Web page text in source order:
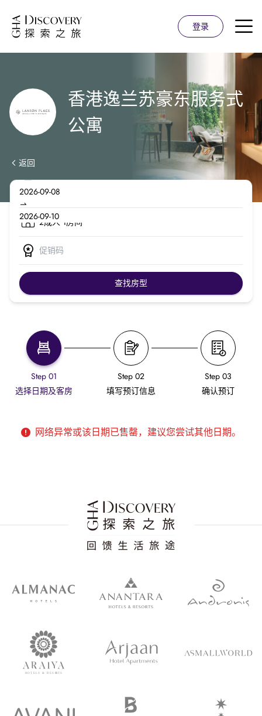
登录
香港逸兰苏豪东服务式
公寓
返回
2成人 1房间
查找房型
Step 01
选择日期及客房
Step 02
填写预订信息
Step 03
确认预订
网络异常或该日期已售罄，建议您尝试其他日期。